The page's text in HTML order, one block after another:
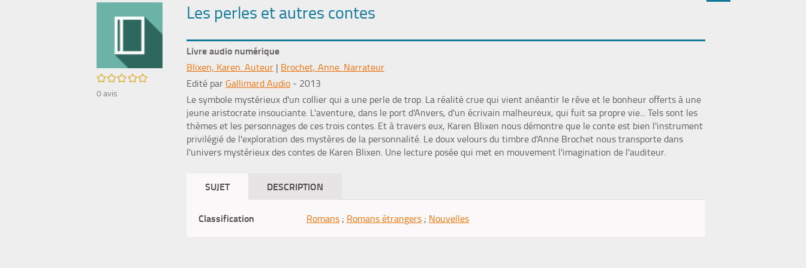
fenêtre)
mail
/5
0avis
Les perles et autres contes
Livre audio numérique
Blixen, Karen. Auteur | Brochet, Anne. Narrateur
Edité par Gallimard Audio - 2013
Le symbole mystérieux d'un collier qui a une perle de trop. La réalité crue qui vient anéantir le rêve et le bonheur offerts à une
jeune aristocrate insouciante. L'aventure, dans le port d'Anvers, d'un écrivain malheureux, qui fuit sa propre vie... Tels sont les
thèmes et les personnages de ces trois contes. Et à travers eux, Karen Blixen nous démontre que le conte est bien l'instrument
privilégié de l'exploration des mystères de la personnalité. Le doux velours du timbre d'Anne Brochet nous transporte dans
l'univers mystérieux des contes de Karen Blixen. Une lecture posée qui met en mouvement l'imagination de l'auditeur.
SUJET DESCRIPTION
Classification Romans ; Romans étrangers ; Nouvelles